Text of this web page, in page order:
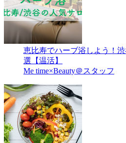
恵比寿でハーブ浴しよう！
選【温活】
Me time×Beauty＠スタッフ